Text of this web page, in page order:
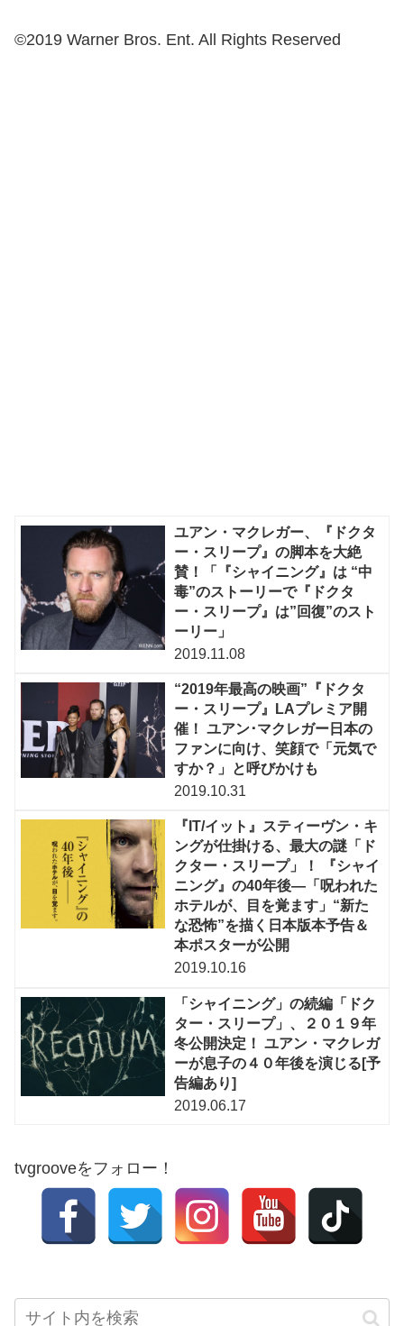
©2019 Warner Bros. Ent. All Rights Reserved
ユアン・マクレガー、『ドクタ
ー・スリープ』の脚本を大絶
賛！「『シャイニング』は “中
毒”のストーリーで『ドクタ
ー・スリープ』は”回復”のスト
ーリー」
2019.11.08
“2019年最高の映画”『ドクタ
ー・スリープ』LAプレミア開
催！ ユアン･マクレガー日本の
ファンに向け、笑顔で「元気で
すか？」と呼びかけも
2019.10.31
『IT/イット』スティーヴン・キ
ングが仕掛ける、最大の謎「ド
クター・スリープ」！ 『シャイ
ニング』の40年後—「呪われた
ホテルが、目を覚ます」“新た
な恐怖”を描く日本版本予告＆
本ポスターが公開
2019.10.16
「シャイニング」の続編「ドク
ター・スリープ」、２０１９年
冬公開決定！ ユアン・マクレガ
ーが息子の４０年後を演じる[予
告編あり]
2019.06.17
tvgrooveをフォロー！